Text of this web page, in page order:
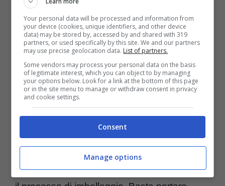
Per massimizzare lo spazio nella valigia, è
consigliabileriporre calzini e biancheria
nelle tasche laterali o anteriori
gli oggetti in diversi luoghi può essere utile
nel caso in cui la valigia venga smarrita
durante il trasporto. Seguendo la regola “5, 4,
3, 2, 1”, è possibile semplificare ulteriormente
Your personal data will be processed and information from
your device (cookies, unique identifiers, and other device
data) may be stored by, accessed by and shared with 319
partners, or used specifically by this site. We and our partners
may use precise geolocation data. List of partners.
Some vendors may process your personal data on the basis
of legitimate interest, which you can object to by managing
your options below. Look for a link at the bottom of this page
or in the site menu to manage or withdraw consent in privacy
and cookie settings.
Consent
Manage options